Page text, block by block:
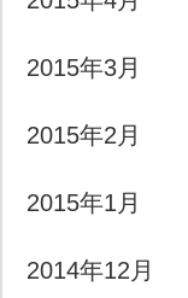
2015年3月
2015年2月
2015年1月
2014年12月